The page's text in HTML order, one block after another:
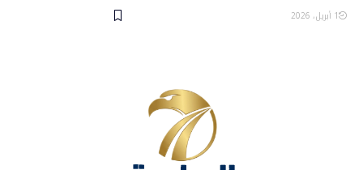
1 أبريل، 2026